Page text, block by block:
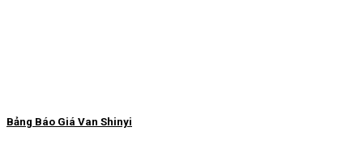
Bảng Báo Giá Van Shinyi